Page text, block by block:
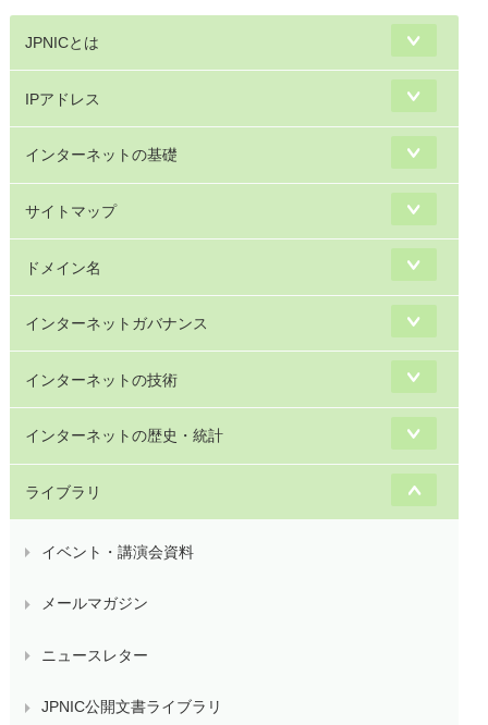
JPNICとは
IPアドレス
インターネットの基礎
サイトマップ
ドメイン名
インターネットガバナンス
インターネットの技術
インターネットの歴史・統計
ライブラリ
イベント・講演会資料
メールマガジン
ニュースレター
JPNIC公開文書ライブラリ